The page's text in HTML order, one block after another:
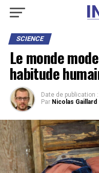
SCIENCE
Le monde
habitude
Date de publication :
Par Nicolas Gaillard